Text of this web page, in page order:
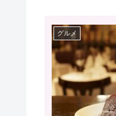
グルメ